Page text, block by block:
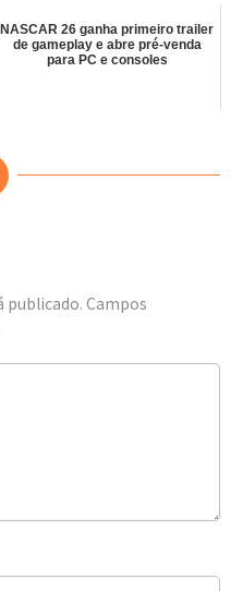
NASCAR 26 ganha primeiro trailer
de gameplay e abre pré-venda
para PC e consoles
publicado. Campos